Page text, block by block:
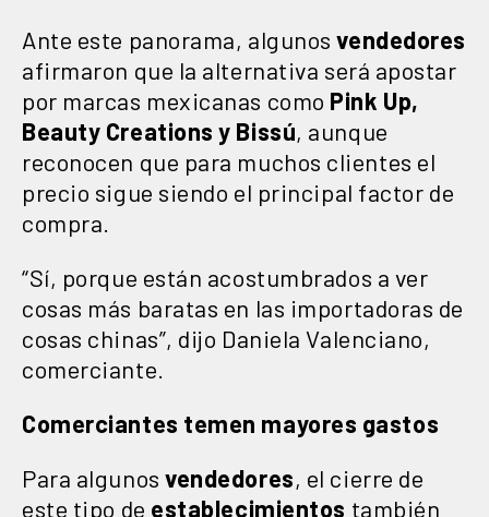
Ante este panorama, algunosvendedores
afirmaron que la alternativa será apostar
por marcas mexicanas como Pink Up,
Beauty Creations y Bissú, aunque
reconocen que para muchos clientes el
precio sigue siendo el principal factor de
compra.
“Sí, porque están acostumbrados a ver
cosas más baratas en las importadoras de
cosas chinas”, dijo Daniela Valenciano,
comerciante.
Comerciantes temen mayores gastos
Para algunosvendedores, el cierre de
este tipo de establecimientos también